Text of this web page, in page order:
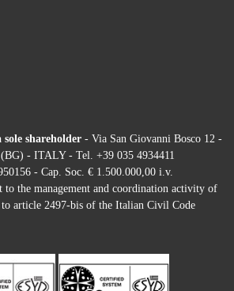
shareholder- Via San Giovanni Bosco 12 -
- ITALY - Tel. +39 035 4934411
- Cap. Soc. € 1.500.000,00 i.v.
to the management and coordination activity of
article 2497-bis of the Italian Civil Code